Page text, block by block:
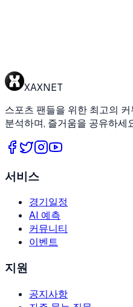
XAXNET
스포츠 팬들을 위한 최고의
분석하며, 즐거움을 공유하세
서비스
경기일정
AI 예측
커뮤니티
이벤트
지원
공지사항